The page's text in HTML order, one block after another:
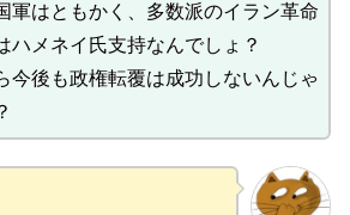
軍はともかく、多数派のイラン革命
ハメネイ氏支持なんでしょ？
今後も政権転覆は成功しないんじゃ